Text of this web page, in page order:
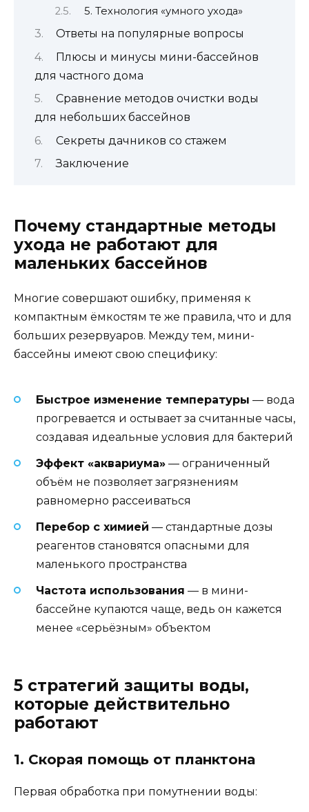
5. Технология «умного ухода»
Ответы на популярные вопросы
Плюсы и минусы мини-бассейнов
для частного дома
Сравнение методов очистки воды
для небольших бассейнов
Секреты дачников со стажем
Заключение
Почему стандартные методы
ухода не работают для
маленьких бассейнов
Многие совершают ошибку, применяя к
компактным ёмкостям те же правила, что и для
больших резервуаров. Между тем, мини-
бассейны имеют свою специфику:
Быстрое изменение температуры — вода
прогревается и остывает за считанные часы,
создавая идеальные условия для бактерий
Эффект «аквариума» — ограниченный
объём не позволяет загрязнениям
равномерно рассеиваться
Перебор с химией — стандартные дозы
реагентов становятся опасными для
маленького пространства
Частота использования — в мини-
бассейне купаются чаще, ведь он кажется
менее «серьёзным» объектом
5 стратегий защиты воды,
которые действительно
работают
1. Скорая помощь от планктона
Первая обработка при помутнении воды: